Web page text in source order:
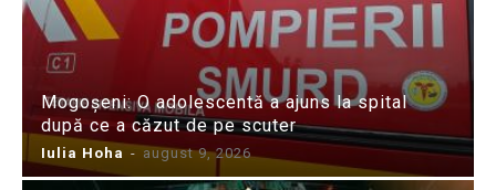
Mogoșeni: O adolescentă a ajuns la spital
după ce a căzut de pe scuter
Iulia Hoha - august 9, 2026